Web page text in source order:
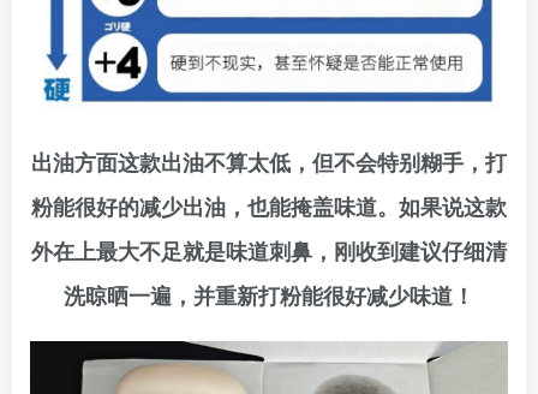
出油方面这款出油不算太低，但不会特别糊手，打
粉能很好的减少出油，也能掩盖味道。如果说这款
外在上最大不足就是味道刺鼻，刚收到建议仔细清
洗晾晒一遍，并重新打粉能很好减少味道！